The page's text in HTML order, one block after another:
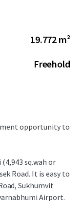
19.772 m²
Freehold
opportunity to
(4,943 sq.wah or
Road. It is easy to
Sukhumvit
Airport.